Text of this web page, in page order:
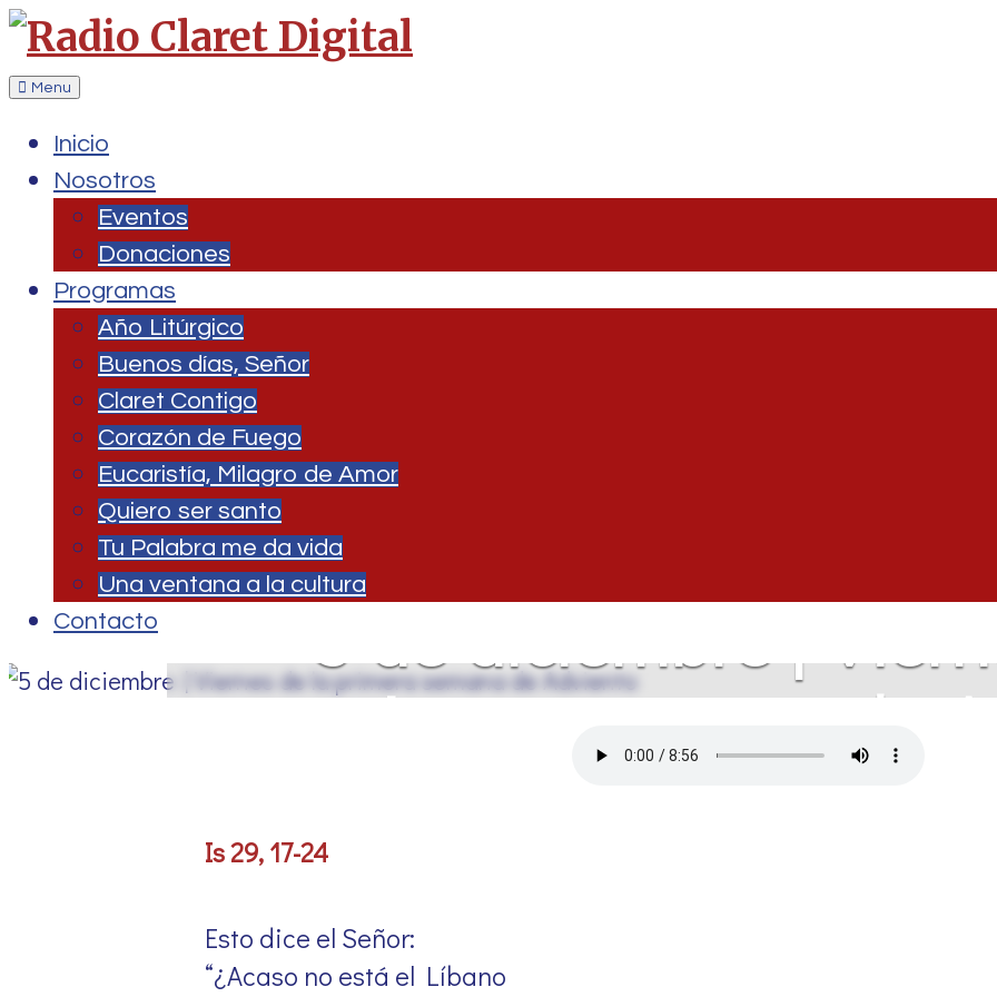
Menu
Inicio
Nosotros
Eventos
Donaciones
Programas
Año Litúrgico
Buenos días, Señor
Claret Contigo
Corazón de Fuego
Eucaristía, Milagro de Amor
Quiero ser santo
Tu Palabra me da vida
Una ventana a la cultura
Contacto
5 de diciembre |
primera semana de
Is 29, 17-24
Esto dice el Señor:
“¿Acaso no está el Líbano